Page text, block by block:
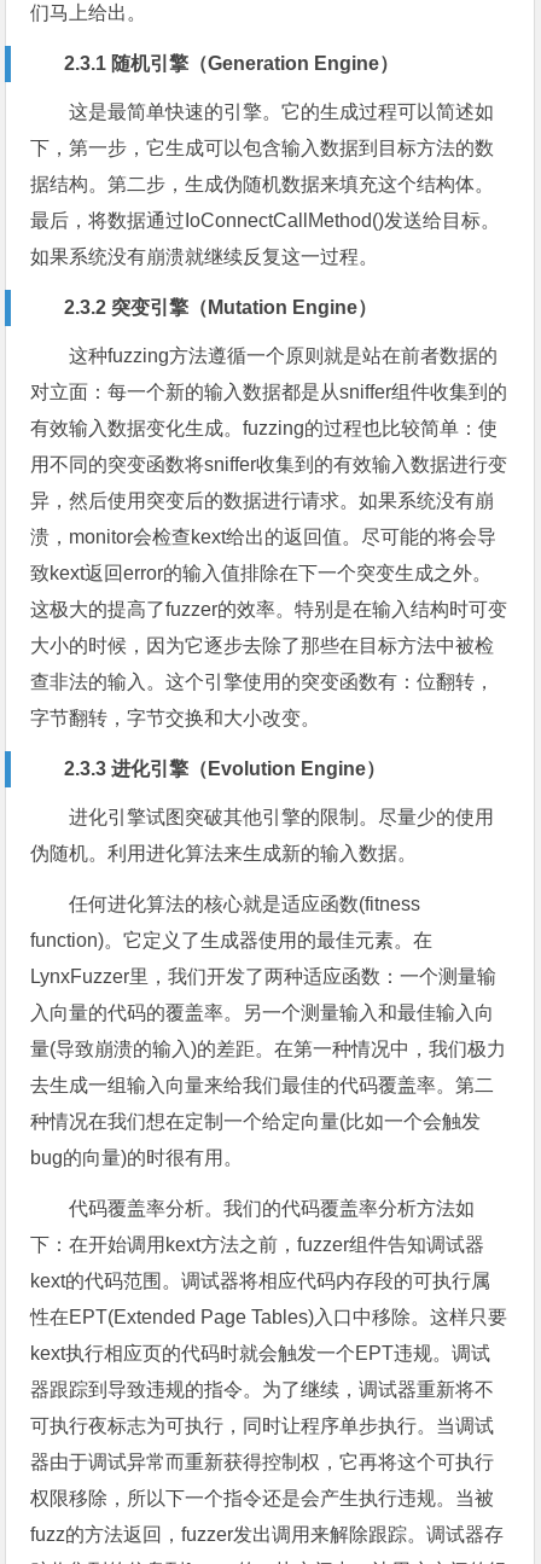
们马上给出。
2.3.1 随机引擎（Generation Engine）
这是最简单快速的引擎。它的生成过程可以简述如
下，第一步，它生成可以包含输入数据到目标方法的数
据结构。第二步，生成伪随机数据来填充这个结构体。
最后，将数据通过IoConnectCallMethod()发送给目标。
如果系统没有崩溃就继续反复这一过程。
2.3.2 突变引擎（Mutation Engine）
这种fuzzing方法遵循一个原则就是站在前者数据的
对立面：每一个新的输入数据都是从sniffer组件收集到的
有效输入数据变化生成。fuzzing的过程也比较简单：使
用不同的突变函数将sniffer收集到的有效输入数据进行变
异，然后使用突变后的数据进行请求。如果系统没有崩
溃，monitor会检查kext给出的返回值。尽可能的将会导
致kext返回error的输入值排除在下一个突变生成之外。
这极大的提高了fuzzer的效率。特别是在输入结构时可变
大小的时候，因为它逐步去除了那些在目标方法中被检
查非法的输入。这个引擎使用的突变函数有：位翻转，
字节翻转，字节交换和大小改变。
2.3.3 进化引擎（Evolution Engine）
进化引擎试图突破其他引擎的限制。尽量少的使用
伪随机。利用进化算法来生成新的输入数据。
任何进化算法的核心就是适应函数(fitness
function)。它定义了生成器使用的最佳元素。在
LynxFuzzer里，我们开发了两种适应函数：一个测量输
入向量的代码的覆盖率。另一个测量输入和最佳输入向
量(导致崩溃的输入)的差距。在第一种情况中，我们极力
去生成一组输入向量来给我们最佳的代码覆盖率。第二
种情况在我们想在定制一个给定向量(比如一个会触发
bug的向量)的时很有用。
代码覆盖率分析。我们的代码覆盖率分析方法如
下：在开始调用kext方法之前，fuzzer组件告知调试器
kext的代码范围。调试器将相应代码内存段的可执行属
性在EPT(Extended Page Tables)入口中移除。这样只要
kext执行相应页的代码时就会触发一个EPT违规。调试
器跟踪到导致违规的指令。为了继续，调试器重新将不
可执行夜标志为可执行，同时让程序单步执行。当调试
器由于调试异常而重新获得控制权，它再将这个可执行
权限移除，所以下一个指令还是会产生执行违规。当被
fuzz的方法返回，fuzzer发出调用来解除跟踪。调试器存